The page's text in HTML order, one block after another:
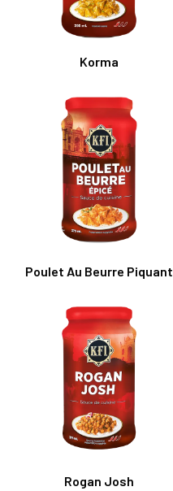
Korma
Poulet Au Beurre Piquant
Rogan Josh